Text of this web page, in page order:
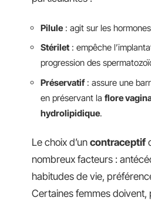
Pilule : agit sur les
Stérilet : empêche
progression des
Préservatif: assure une
en préservant la flore
hydrolipidique.
Le choix d’un contraceptif
nombreux facteurs :
habitudes de vie,
Certaines femmes doivent,